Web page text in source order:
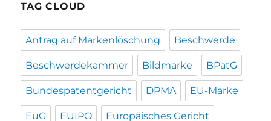
TAG CLOUD
Antrag auf Markenlöschung Beschwerde
Beschwerdekammer Bildmarke BPatG
Bundespatentgericht DPMA EU-Marke
EuG EUIPO Europäisches Gericht